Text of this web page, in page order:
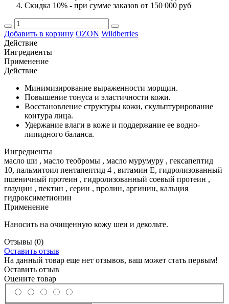
Скидка 10% - при сумме заказов от 150 000 руб
Добавить в корзину OZON Wildberries
Действие
Ингредиенты
Применение
Действие
Минимизирование выраженности морщин.
Повышение тонуса и эластичности кожи.
Восстановление структуры кожи, скульптурирование
контура лица.
Удержание влаги в коже и поддержание ее водно-
липидного баланса.
Ингредиенты
масло ши , масло теобромы , масло мурумуру , гексапептид
10, пальмитоил пентапептид 4 , витамин Е, гидролизованный
пшеничный протеин , гидролизованный соевый протеин ,
глауцин , пектин , серин , пролин, аргинин, кальция
гидроксиметионин
Применение
Наносить на очищенную кожу шеи и декольте.
Отзывы (0)
Оставить отзыв
На данный товар еще нет отзывов, ваш может стать первым!
Оставить отзыв
Оцените товар